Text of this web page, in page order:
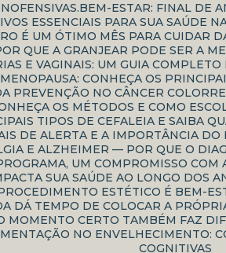
BEM-ESTAR: FINAL DE
ESSENCIAIS PARA SUA SAÚDE
É UM ÓTIMO MÊS PARA CUIDAR
QUE A GRANJEAR PODE SER A
E VAGINAIS: UM GUIA
CONHEÇA OS
PREVENÇÃO NO CÂNCER
OS MÉTODOS E COMO
TIPOS DE CEFALEIA E SAIBA
DE ALERTA E A IMPORTÂNCIA
E ALZHEIMER — POR QUE O
UM COMPROMISSO
SUA SAÚDE AO LONGO DOS
ESTÉTICO É BEM-
DÁ TEMPO DE COLOCAR A
MOMENTO CERTO TAMBÉM FAZ
COGNITIVAS